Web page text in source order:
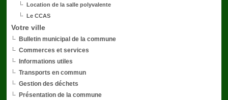
Location de la salle polyvalente
Le CCAS
Votre ville
Bulletin municipal de la commune
Commerces et services
Informations utiles
Transports en commun
Gestion des déchets
Présentation de la commune